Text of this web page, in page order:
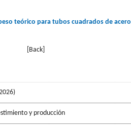
teórico para tubos cuadrados de acero
[Back]
y producción